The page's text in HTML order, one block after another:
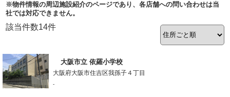
※物件情報の周辺施設紹介のページであり、各店舗への問い合わせは当
社では対応できません。
該当件数14件
大阪市立 依羅小学校
大阪府大阪市住吉区我孫子４丁目
-